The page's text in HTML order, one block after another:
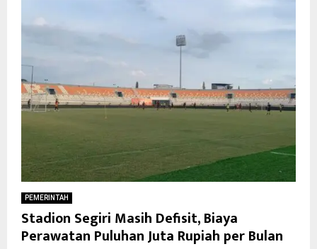
PEMERINTAH
Stadion Segiri Masih Defisit, Biaya
Perawatan Puluhan Juta Rupiah per Bulan